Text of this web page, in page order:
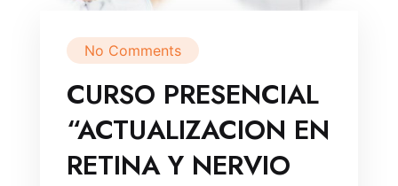
No Comments
CURSO PRESENCIAL
“ACTUALIZACION EN
RETINA Y NERVIO